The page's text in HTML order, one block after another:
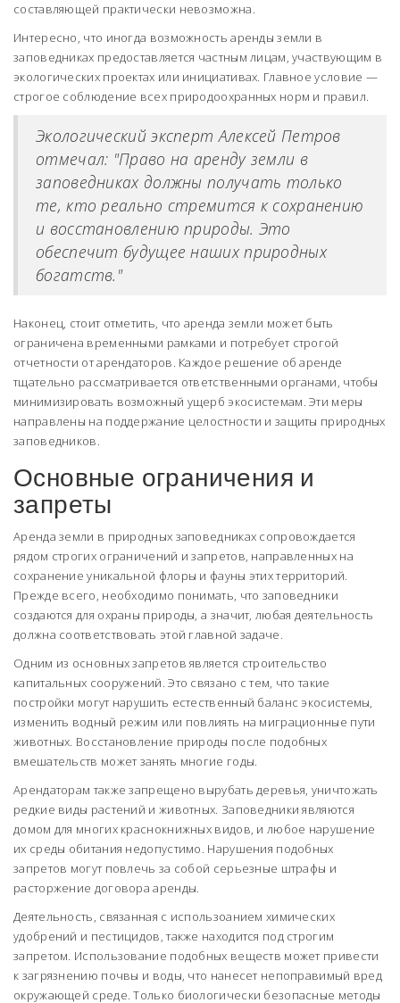
составляющей практически невозможна.
Интересно, что иногда возможность аренды земли в
заповедниках предоставляется частным лицам, участвующим в
экологических проектах или инициативах. Главное условие —
строгое соблюдение всех природоохранных норм и правил.
Экологический эксперт Алексей Петров
отмечал: "Право на аренду земли в
заповедниках должны получать только
те, кто реально стремится к сохранению
и восстановлению природы. Это
обеспечит будущее наших природных
богатств."
Наконец, стоит отметить, что аренда земли может быть
ограничена временными рамками и потребует строгой
отчетности от арендаторов. Каждое решение об аренде
тщательно рассматривается ответственными органами, чтобы
минимизировать возможный ущерб экосистемам. Эти меры
направлены на поддержание целостности и защиты природных
заповедников.
Основные ограничения и
запреты
Аренда земли в природных заповедниках сопровождается
рядом строгих ограничений и запретов, направленных на
сохранение уникальной флоры и фауны этих территорий.
Прежде всего, необходимо понимать, что заповедники
создаются для охраны природы, а значит, любая деятельность
должна соответствовать этой главной задаче.
Одним из основных запретов является строительство
капитальных сооружений. Это связано с тем, что такие
постройки могут нарушить естественный баланс экосистемы,
изменить водный режим или повлиять на миграционные пути
животных. Восстановление природы после подобных
вмешательств может занять многие годы.
Арендаторам также запрещено вырубать деревья, уничтожать
редкие виды растений и животных. Заповедники являются
домом для многих краснокнижных видов, и любое нарушение
их среды обитания недопустимо. Нарушения подобных
запретов могут повлечь за собой серьезные штрафы и
расторжение договора аренды.
Деятельность, связанная с использоанием химических
удобрений и пестицидов, также находится под строгим
запретом. Использование подобных веществ может привести
к загрязнению почвы и воды, что нанесет непоправимый вред
окружающей среде. Только биологически безопасные методы